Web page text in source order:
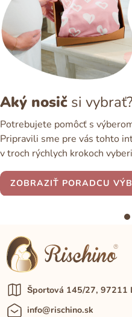
Aký nosič si vybrať?
Potrebujete pomôcť s
Pripravili sme pre vás tohto
v troch rýchlych krokoch
ZOBRAZIŤ PORADCU
Športová 145/27, 97211
info@rischino.sk